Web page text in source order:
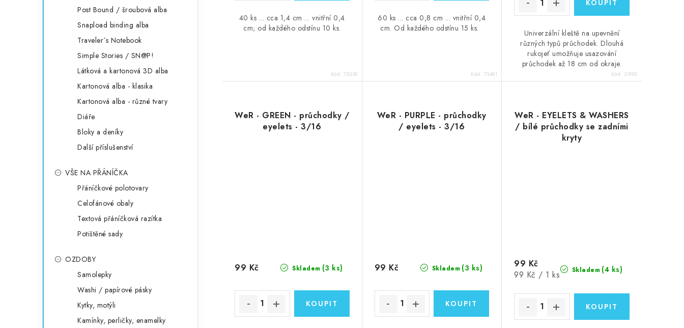
Post Bound / šroubová alba
Snapload binding alba
Traveler´s Notebook
Simple Stories / SN@P!
Látková a kartonová 3D alba
Kartonová alba - klasika
Kartonová alba - různé tvary
Diáře
Bloky a deníky
Další příslušenství
VŠE NA PŘÁNÍČKA
Přáníčkové polotovary
Celofánové obaly
Textová přáníčková razítka
Potištěné sady
OZDOBY
Samolepky
Washi / papírové pásky
Kytky, motýli
Kamínky, perličky, enamelky
40 ks ... cca 1,4 cm ... vnitřní 0,4
cm; od každého odstínu 10 ks.
Kód:75339
60 ks ... cca 0,8 cm ... vnitřní 0,4
cm. Od každého odstínu 15 ks.
Kód: 73481
Univerzální kleště na upevnění
různých typů průchodek. Dlouhá
rukojeť umožňuje usazování
průchodek až 18 cm od okraje.
Kód: 31992
WeR - GREEN - průchodky /
eyelets - 3/16
Skladem (3 ks)
99 Kč
WeR - PURPLE - průchodky
/ eyelets - 3/16
Skladem (3 ks)
99 Kč
WeR - EYELETS & WASHERS
/ bílé průchodky se zadními
kryty
Skladem (4 ks)
99 Kč
Měrná
99 Kč / 1 ks